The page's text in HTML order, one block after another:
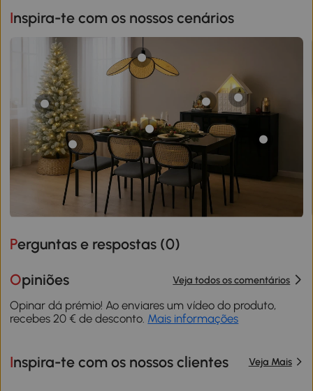
Inspira-te com os nossos cenários
Perguntas e respostas (0)
Opiniões Veja todos os comentários
Opinar dá prémio! Ao enviares um vídeo do produto,
recebes 20 € de desconto. Mais informações
Inspira-te com os nossos clientes Veja Mais